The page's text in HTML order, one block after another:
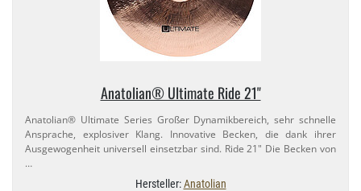
Anatolian® Ultimate Ride 21"
Anatolian® Ultimate Series Großer Dynamikbereich, sehr schnelle
Ansprache, explosiver Klang. Innovative Becken, die dank ihrer
Ausgewogenheit universell einsetzbar sind. Ride 21" Die Becken von
…
Hersteller:Anatolian